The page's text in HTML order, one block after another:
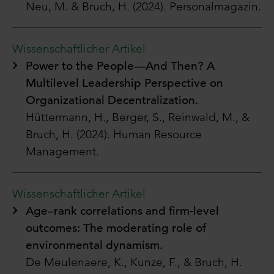
Neu, M. & Bruch, H. (2024). Personalmagazin.
Wissenschaftlicher Artikel
Power to the People—And Then? A
Multilevel Leadership Perspective on
Organizational Decentralization.
Hüttermann, H., Berger, S., Reinwald, M., &
Bruch, H. (2024). Human Resource
Management.
Wissenschaftlicher Artikel
Age–rank correlations and firm‐level
outcomes: The moderating role of
environmental dynamism.
De Meulenaere, K., Kunze, F., & Bruch, H.